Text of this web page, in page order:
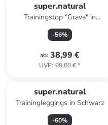
super.natural
Trainingstop "Grava" in
Dunkelblau
-56%
ab: 38,99 €
UVP: 90,00 €*
super.natural
Trainingleggings in Schwarz
-60%